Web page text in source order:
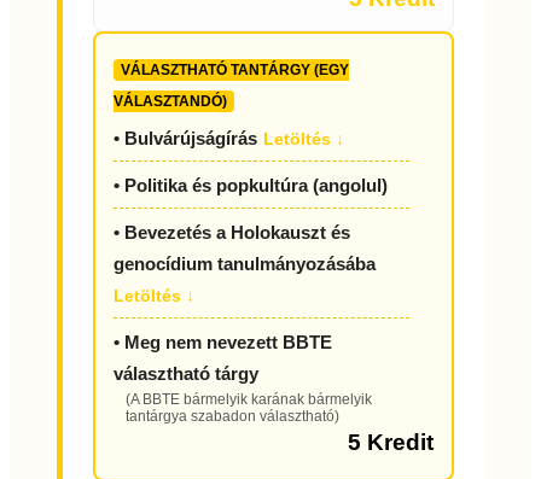
VÁLASZTHATÓ TANTÁRGY (EGY
VÁLASZTANDÓ)
• Bulvárújságírás Letöltés ↓
• Politika és popkultúra (angolul)
• Bevezetés a Holokauszt és
genocídium tanulmányozásába
Letöltés ↓
• Meg nem nevezett BBTE
választható tárgy
(A BBTE bármelyik karának bármelyik
tantárgya szabadon választható)
5 Kredit